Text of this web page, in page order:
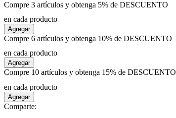
Compre 3 artículos y obtenga 5% de DESCUENTO
en cada producto
Agregar
Compre 6 artículos y obtenga 10% de DESCUENTO
en cada producto
Agregar
Compre 10 artículos y obtenga 15% de DESCUENTO
en cada producto
Agregar
Comparte: